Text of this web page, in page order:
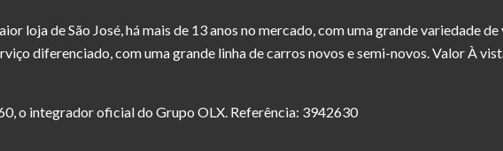
loja de São José, há mais de 13 anos no mercado, com uma grande variedade
diferenciado, com uma grande linha de carros novos e semi-novos. Valor À
o integrador oficial do Grupo OLX. Referência: 3942630